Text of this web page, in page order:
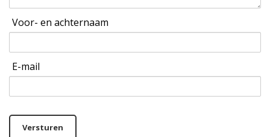
Voor- en achternaam
E-mail
Versturen